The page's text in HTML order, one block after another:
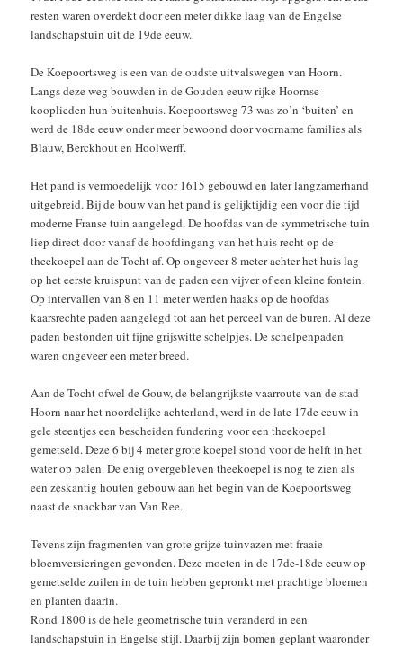
resten waren overdekt door een meter dikke laag van de Engelse
landschapstuin uit de 19de eeuw.
De Koepoortsweg is een van de oudste uitvalswegen van Hoorn.
Langs deze weg bouwden in de Gouden eeuw rijke Hoornse
kooplieden hun buitenhuis. Koepoortsweg 73 was zo’n ‘buiten’ en
werd de 18de eeuw onder meer bewoond door voorname families als
Blauw, Berckhout en Hoolwerff.
Het pand is vermoedelijk voor 1615 gebouwd en later langzamerhand
uitgebreid. Bij de bouw van het pand is gelijktijdig een voor die tijd
moderne Franse tuin aangelegd. De hoofdas van de symmetrische tuin
liep direct door vanaf de hoofdingang van het huis recht op de
theekoepel aan de Tocht af. Op ongeveer 8 meter achter het huis lag
op het eerste kruispunt van de paden een vijver of een kleine fontein.
Op intervallen van 8 en 11 meter werden haaks op de hoofdas
kaarsrechte paden aangelegd tot aan het perceel van de buren. Al deze
paden bestonden uit fijne grijswitte schelpjes. De schelpenpaden
waren ongeveer een meter breed.
Aan de Tocht ofwel de Gouw, de belangrijkste vaarroute van de stad
Hoorn naar het noordelijke achterland, werd in de late 17de eeuw in
gele steentjes een bescheiden fundering voor een theekoepel
gemetseld. Deze 6 bij 4 meter grote koepel stond voor de helft in het
water op palen. De enig overgebleven theekoepel is nog te zien als
een zeskantig houten gebouw aan het begin van de Koepoortsweg
naast de snackbar van Van Ree.
Tevens zijn fragmenten van grote grijze tuinvazen met fraaie
bloemversieringen gevonden. Deze moeten in de 17de-18de eeuw op
gemetselde zuilen in de tuin hebben gepronkt met prachtige bloemen
en planten daarin.
Rond 1800 is de hele geometrische tuin veranderd in een
landschapstuin in Engelse stijl. Daarbij zijn bomen geplant waaronder